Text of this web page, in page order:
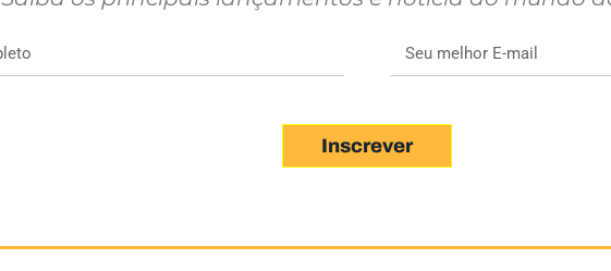
Inscrever